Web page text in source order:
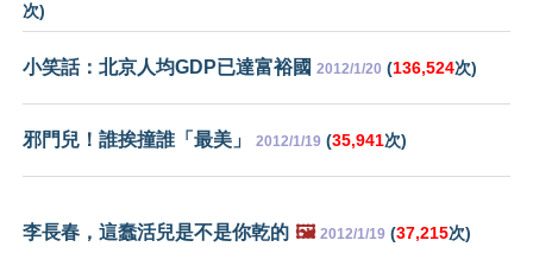
次)
小笑話：北京人均GDP已達富裕國 2012/1/20 (136,524次)
邪門兒！誰挨撞誰「最美」 2012/1/19 (35,941次)
李長春，這蠢活兒是不是你乾的 🖼️ 2012/1/19 (37,215次)